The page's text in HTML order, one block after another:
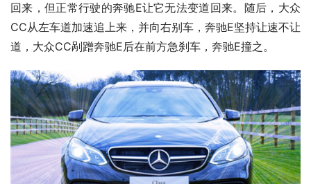
回来，但正常行驶的奔驰E让它无法变道回来。随后，大众
CC从左车道加速追上来，并向右别车，奔驰E坚持让速不让
道，大众CC剐蹭奔驰E后在前方急刹车，奔驰E撞之。